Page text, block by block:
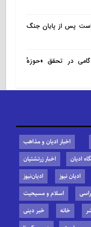
پس از پایان جنگ
در تحقق «حوزهٔ
اخبار ادیان و مذاهب
ادیان
اخبار زرتشتیان
ادیان نیوز
ادیان‌نیوز
اسلام و مسیحیت
خانه
خبر دینی